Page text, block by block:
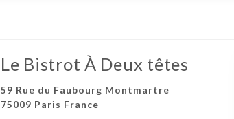
Le Bistrot À Deux têtes
59 Rue du Faubourg Montmartre
75009 Paris France